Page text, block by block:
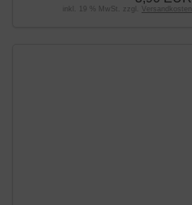
inkl. 19 % MwSt. zzgl. Versandkosten